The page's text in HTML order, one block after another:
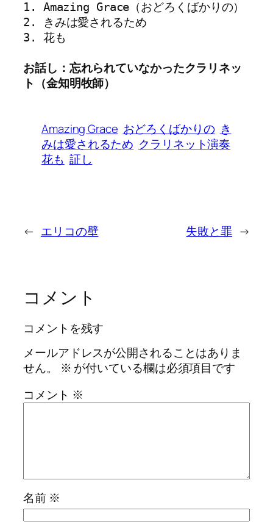
1. Amazing Grace（おどろくばかりの）
2. きみは愛されるため
3. 花も
お話し：忘れられていなかったクラリネッ
ト（金知明牧師）
Amazing Grace おどろくばかりの き
みは愛されるため クラリネット演奏
花も 証し
← エリコの壁 失敗と罪 →
コメント
コメントを残す
メールアドレスが公開されることはありま
せん。
※ が付いている欄は必須項目です
コメント ※
名前 ※